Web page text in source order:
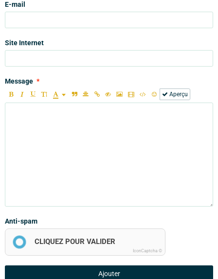
E-mail
Site Internet
Message
Aperçu
Anti-spam
CLIQUEZ POUR VALIDER
IconCaptcha ©
Ajouter